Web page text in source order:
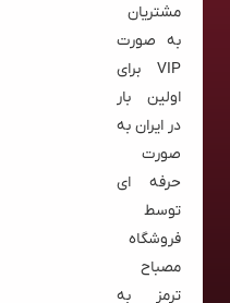
مشتریان
به صورت
VIP برای
اولین بار
در ایران به
صورت
حرفه ای
توسط
فروشگاه
مصباح
ترمز به